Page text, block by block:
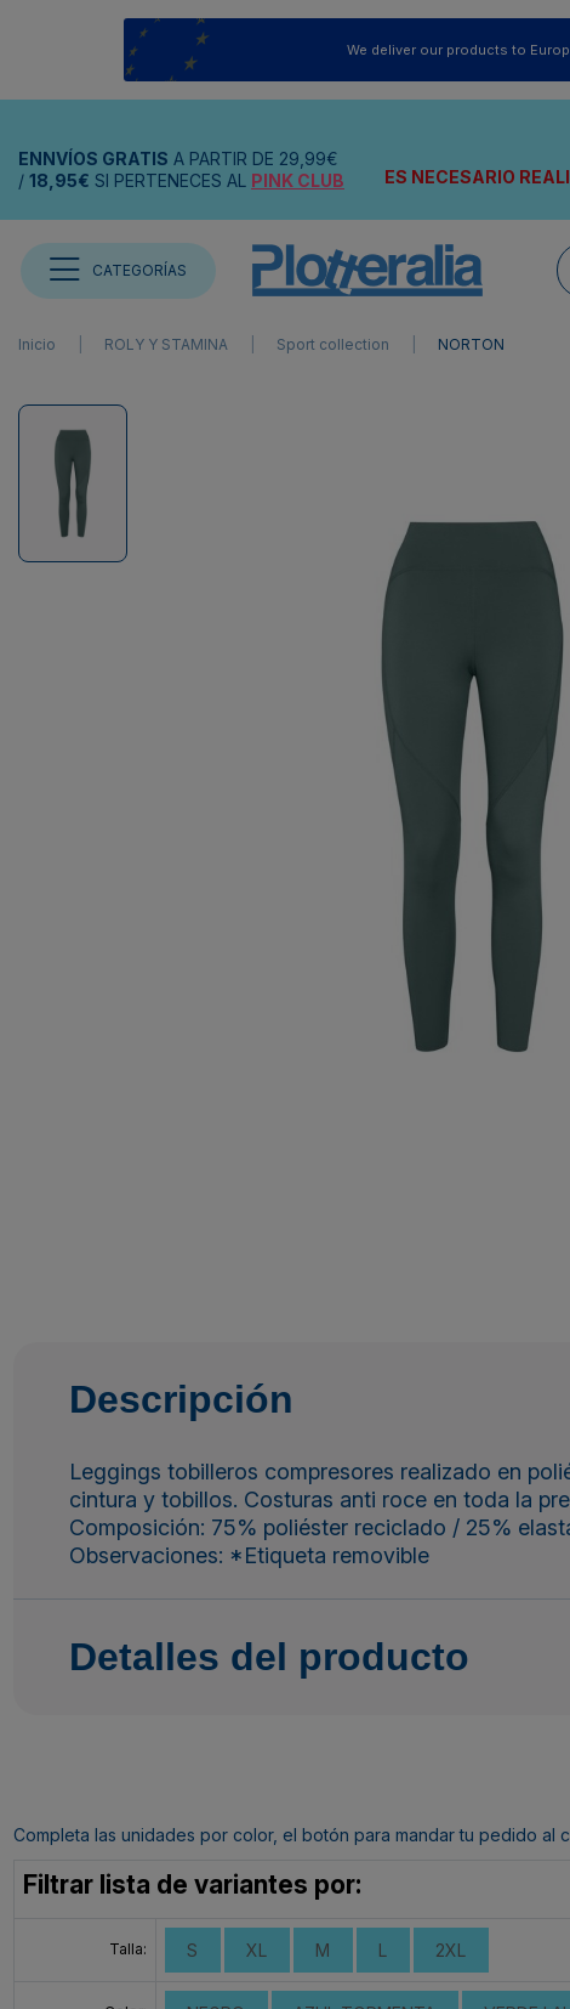
We deliver our products to
ENNVÍOS GRATIS A PARTIR DE 29,99€
/ 18,95€ SI PERTENECES AL PINK CLUB
ES NECESARIO
CATEGORÍAS
Inicio ROLY Y STAMINA Sport collection NORTON
Descripción
Leggings tobilleros compresores realizado en
cintura y tobillos. Costuras anti roce en toda la
Composición: 75% poliéster reciclado / 25%
Observaciones: *Etiqueta removible
Detalles del producto
Completa las unidades por color, el botón para mandar tu pedido al
Filtrar lista de variantes por:
Talla: S XL M L 2XL